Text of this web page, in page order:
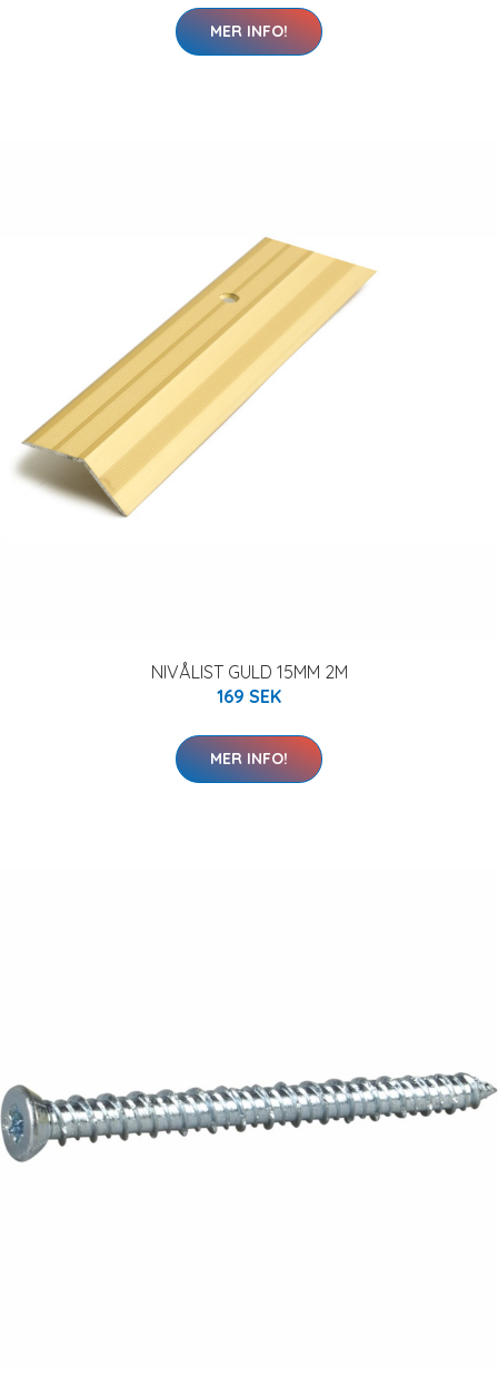
MER INFO!
NIVÅLIST GULD 15MM 2M
169 SEK
MER INFO!